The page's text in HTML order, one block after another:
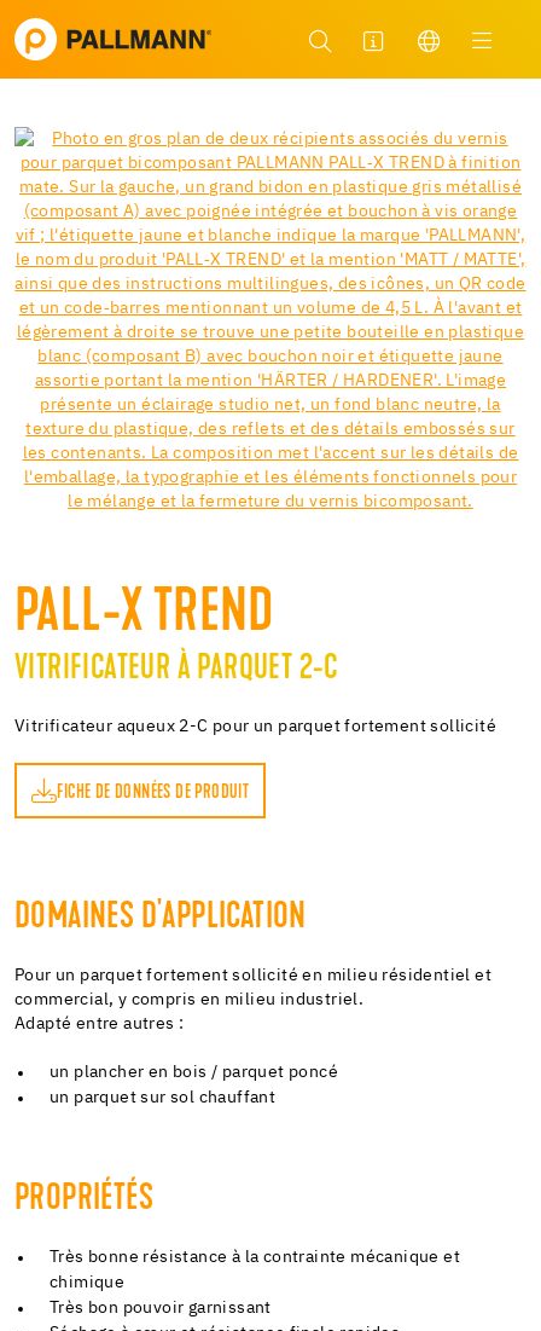
PALL-X TREND
VITRIFICATEUR À PARQUET 2-C
Vitrificateur aqueux 2-C pour un parquet fortement sollicité
FICHE DE DONNÉES DE PRODUIT
DOMAINES D'APPLICATION
Pour un parquet fortement sollicité en milieu résidentiel et
commercial, y compris en milieu industriel.
Adapté entre autres :
un plancher en bois / parquet poncé
un parquet sur sol chauffant
PROPRIÉTÉS
Très bonne résistance à la contrainte mécanique et
chimique
Très bon pouvoir garnissant